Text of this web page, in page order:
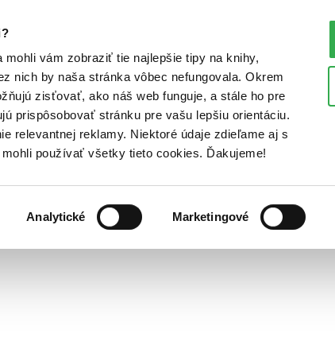
vám zobraziť tie najlepšie tipy na knihy,
nich by naša stránka vôbec nefungovala. Okrem
zisťovať, ako náš web funguje, a stále ho pre
prispôsobovať stránku pre vašu lepšiu orientáciu.
relevantnej reklamy. Niektoré údaje zdieľame aj s
používať všetky tieto cookies. Ďakujeme!
Analytické Marketingové